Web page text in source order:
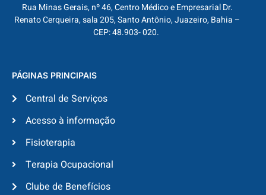
Rua Minas Gerais, nº 46, Centro Médico e Empresarial Dr.
Renato Cerqueira, sala 205, Santo Antônio, Juazeiro, Bahia –
CEP: 48.903- 020.
PÁGINAS PRINCIPAIS
Central de Serviços
Acesso à informação
Fisioterapia
Terapia Ocupacional
Clube de Benefícios